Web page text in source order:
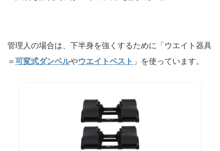
管理人の場合は、下半身を強くするために「ウエイト器具
＝ 可変式ダンベルやウエイトベスト 」を使っています。